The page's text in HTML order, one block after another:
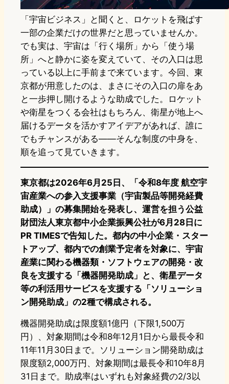
「宇宙ビジネス」と聞くと、ロケットを飛ばす
一部の企業だけの世界だと思っていませんか。
でも実は、宇宙は「行く場所」から「使う場
所」へと静かに姿を変えていて、その入口は思
っている以上に手前まで来ています。今回、東
京都が用意したのは、まさにその入口の扉をあ
と一歩押し開けるような助成でした。ロケット
や衛星をつくる会社はもちろん、衛星が地上へ
届けるデータを活かすアイデアがあれば、誰に
でもチャンスがある——そんな制度の中身を、
順を追って見ていきます。
東京都は2026年6月25日、「令和8年度 航空宇
宙産業への参入支援事業（宇宙製品等開発経費
助成）」の募集開始を発表し、運営を担う公益
財団法人東京都中小企業振興公社が6月28日に
PR TIMESで告知した。都内の中小企業・スター
トアップ、都内での創業予定者を対象に、宇宙
産業に関わる機器類・ソフトウェアの開発・改
良を支援する「機器開発助成」と、衛星データ
等の利活用サービスを支援する「ソリューショ
ン開発助成」の2種で構成される。
機器開発助成は限度額1億円（下限1,500万
円）、対象期間は令和8年12月1日から最長令和
11年11月30日まで。ソリューション開発助成は
限度額2,000万円、対象期間は最長令和10年8月
31日まで。助成率はいずれも対象経費の2/3以